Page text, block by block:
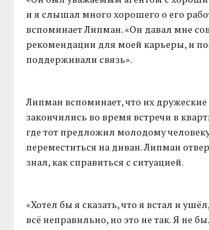
и я слышал много хорошего о его
вспоминает Липман. «Он давал мне
рекомендации для моей карьеры, и
поддерживали связь».
Липман вспоминает, что их
закончились во время встречи в
где тот предложил молодому
переместиться на диван. Липман
знал, как справиться с ситуацией.
«Хотел бы я сказать, что я встал и
всё неправильно, но это не так. Я не